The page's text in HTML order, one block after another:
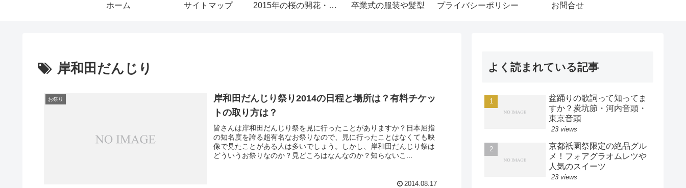
ホーム サイトマップ 2015年の桜の開花・お花見情報 卒業式の服装や髪型 プライバシーポリシー お問合せ
岸和田だんじり
お祭り
岸和田だんじり祭り2014の日程と場所は？有料チケッ
トの取り方は？
皆さんは岸和田だんじり祭を見に行ったことがありますか？日本屈指
の知名度を誇る超有名なお祭りなので、見に行ったことはなくても映
像で見たことがある人は多いでしょう。しかし、岸和田だんじり祭は
どういうお祭りなのか？見どころはなんなのか？知らないこ...
2014.08.17
よく読まれている記事
盆踊りの歌詞って知ってま
すか？炭坑節・河内音頭・
東京音頭
23 views
京都祇園祭限定の絶品グル
メ！フォアグラオムレツや
人気のスイーツ
23 views